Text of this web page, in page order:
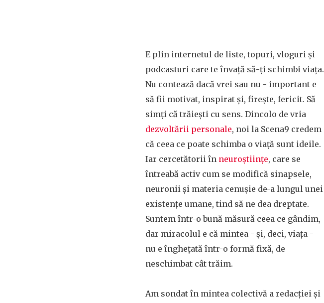
E plin internetul de liste, topuri, vloguri și
podcasturi care te învață să-ți schimbi viața.
Nu contează dacă vrei sau nu - important e
să fii motivat, inspirat și, firește, fericit. Să
simți că trăiești cu sens. Dincolo de vria
dezvoltării personale, noi la Scena9 credem
că ceea ce poate schimba o viață sunt ideile.
Iar cercetătorii în neuroștiințe, care se
întreabă activ cum se modifică sinapsele,
neuronii și materia cenușie de-a lungul unei
existențe umane, tind să ne dea dreptate.
Suntem într-o bună măsură ceea ce gândim,
dar miracolul e că mintea - și, deci, viața -
nu e înghețată într-o formă fixă, de
neschimbat cât trăim.
Am sondat în mintea colectivă a redacției și